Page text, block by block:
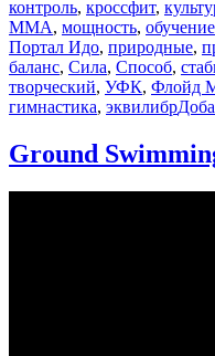
контроль, кроссфит,
ММА, мощность, обучение
Портал Идо, природные,
баланс, Сила, Способ,
творческий, УФК, Флойд
гимнастика, эквилибр
Ground